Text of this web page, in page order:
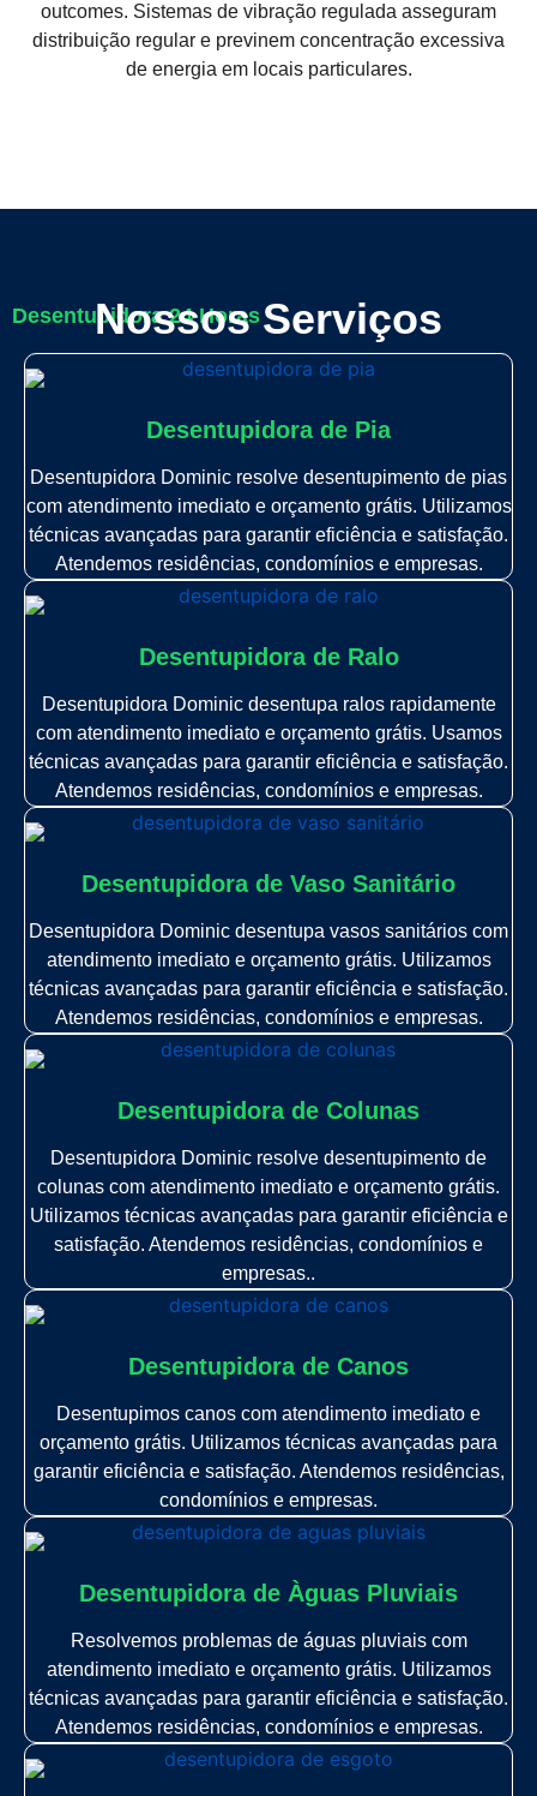
outcomes. Sistemas de vibração regulada asseguram
distribuição regular e previnem concentração excessiva
de energia em locais particulares.
Desentupidora 24 Horas
Nossos Serviços
Desentupidora de Pia
Desentupidora Dominic resolve desentupimento de pias
com atendimento imediato e orçamento grátis. Utilizamos
técnicas avançadas para garantir eficiência e satisfação.
Atendemos residências, condomínios e empresas.
Desentupidora de Ralo
Desentupidora Dominic desentupa ralos rapidamente
com atendimento imediato e orçamento grátis. Usamos
técnicas avançadas para garantir eficiência e satisfação.
Atendemos residências, condomínios e empresas.
Desentupidora de Vaso Sanitário
Desentupidora Dominic desentupa vasos sanitários com
atendimento imediato e orçamento grátis. Utilizamos
técnicas avançadas para garantir eficiência e satisfação.
Atendemos residências, condomínios e empresas.
Desentupidora de Colunas
Desentupidora Dominic resolve desentupimento de
colunas com atendimento imediato e orçamento grátis.
Utilizamos técnicas avançadas para garantir eficiência e
satisfação. Atendemos residências, condomínios e
empresas..
Desentupidora de Canos
Desentupimos canos com atendimento imediato e
orçamento grátis. Utilizamos técnicas avançadas para
garantir eficiência e satisfação. Atendemos residências,
condomínios e empresas.
Desentupidora de Àguas Pluviais
Resolvemos problemas de águas pluviais com
atendimento imediato e orçamento grátis. Utilizamos
técnicas avançadas para garantir eficiência e satisfação.
Atendemos residências, condomínios e empresas.